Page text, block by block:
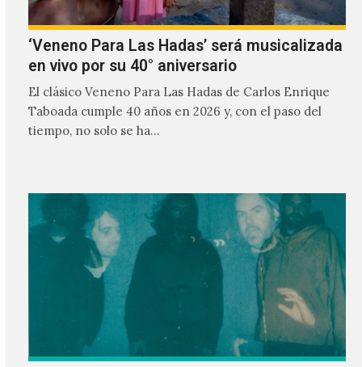
‘Veneno Para Las Hadas’ será musicalizada
en vivo por su 40° aniversario
El clásico Veneno Para Las Hadas de Carlos Enrique
Taboada cumple 40 años en 2026 y, con el paso del
tiempo, no solo se ha…